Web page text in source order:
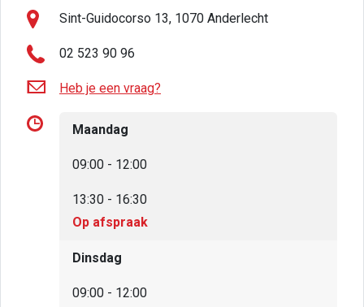
Sint-Guidocorso 13, 1070 Anderlecht
02 523 90 96
Heb je een vraag?
Maandag
09:00 - 12:00
13:30 - 16:30
Op afspraak
Dinsdag
09:00 - 12:00